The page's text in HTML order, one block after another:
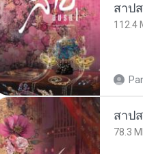
สาป
112.4
สาป
78.3